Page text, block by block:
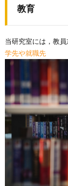
教育
当研究室には，教
学先や就職先